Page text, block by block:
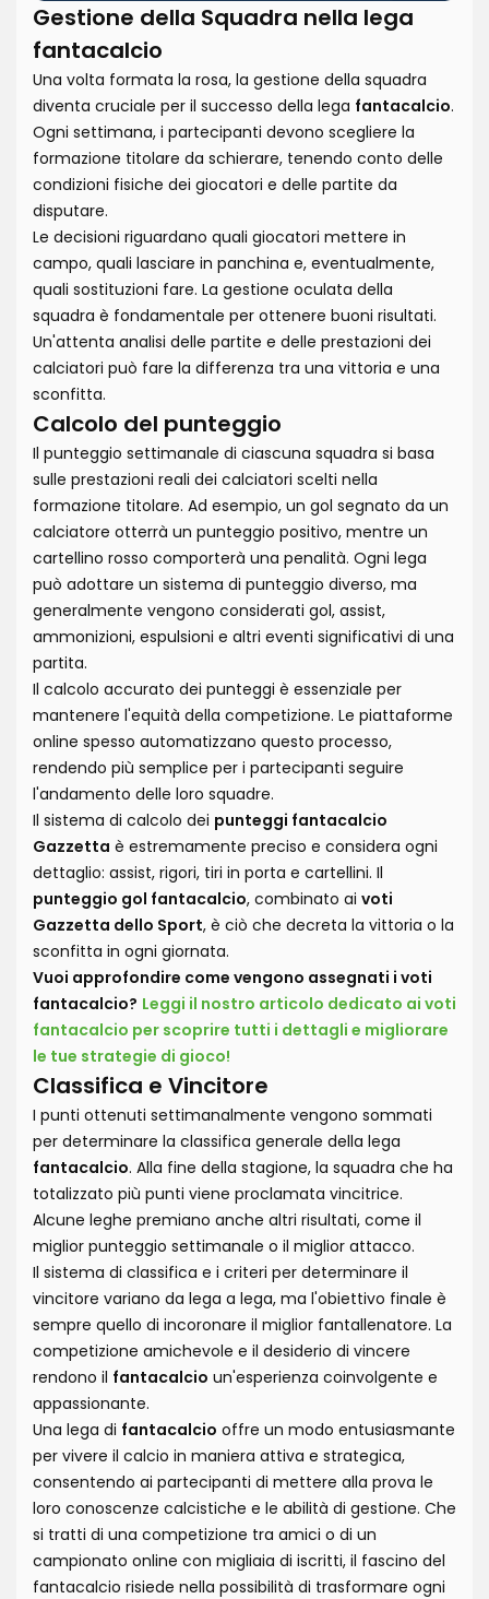
Gestione della Squadra nella lega
fantacalcio
Una volta formata la rosa, la gestione della squadra
diventa cruciale per il successo della lega fantacalcio.
Ogni settimana, i partecipanti devono scegliere la
formazione titolare da schierare, tenendo conto delle
condizioni fisiche dei giocatori e delle partite da
disputare.
Le decisioni riguardano quali giocatori mettere in
campo, quali lasciare in panchina e, eventualmente,
quali sostituzioni fare. La gestione oculata della
squadra è fondamentale per ottenere buoni risultati.
Un'attenta analisi delle partite e delle prestazioni dei
calciatori può fare la differenza tra una vittoria e una
sconfitta.
Calcolo del punteggio
Il punteggio settimanale di ciascuna squadra si basa
sulle prestazioni reali dei calciatori scelti nella
formazione titolare. Ad esempio, un gol segnato da un
calciatore otterrà un punteggio positivo, mentre un
cartellino rosso comporterà una penalità. Ogni lega
può adottare un sistema di punteggio diverso, ma
generalmente vengono considerati gol, assist,
ammonizioni, espulsioni e altri eventi significativi di una
partita.
Il calcolo accurato dei punteggi è essenziale per
mantenere l'equità della competizione. Le piattaforme
online spesso automatizzano questo processo,
rendendo più semplice per i partecipanti seguire
l'andamento delle loro squadre.
Il sistema di calcolo dei punteggi fantacalcio
Gazzetta è estremamente preciso e considera ogni
dettaglio: assist, rigori, tiri in porta e cartellini. Il
punteggio gol fantacalcio, combinato ai voti
Gazzetta dello Sport, è ciò che decreta la vittoria o la
sconfitta in ogni giornata.
Vuoi approfondire come vengono assegnati i voti
fantacalcio? Leggi il nostro articolo dedicato ai voti
fantacalcio per scoprire tutti i dettagli e migliorare
le tue strategie di gioco!
Classifica e Vincitore
I punti ottenuti settimanalmente vengono sommati
per determinare la classifica generale della lega
fantacalcio. Alla fine della stagione, la squadra che ha
totalizzato più punti viene proclamata vincitrice.
Alcune leghe premiano anche altri risultati, come il
miglior punteggio settimanale o il miglior attacco.
Il sistema di classifica e i criteri per determinare il
vincitore variano da lega a lega, ma l'obiettivo finale è
sempre quello di incoronare il miglior fantallenatore. La
competizione amichevole e il desiderio di vincere
rendono il fantacalcio un'esperienza coinvolgente e
appassionante.
Una lega di fantacalcio offre un modo entusiasmante
per vivere il calcio in maniera attiva e strategica,
consentendo ai partecipanti di mettere alla prova le
loro conoscenze calcistiche e le abilità di gestione. Che
si tratti di una competizione tra amici o di un
campionato online con migliaia di iscritti, il fascino del
fantacalcio risiede nella possibilità di trasformare ogni